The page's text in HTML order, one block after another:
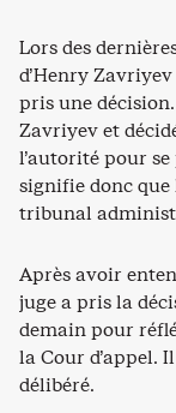
Lors des
d’Henry
pris une
Zavriyev et
l’autorité pour
signifie donc que
tribunal
Après avoir
juge a pris la
demain pour
la Cour d’appel.
délibéré.